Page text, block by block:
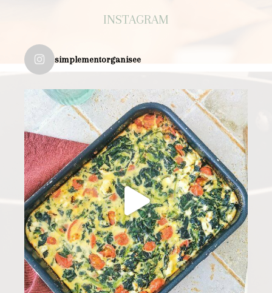
INSTAGRAM
simplementorganisee